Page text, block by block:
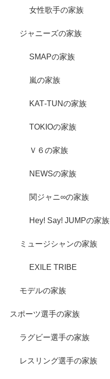
女性歌手の家族
ジャニーズの家族
SMAPの家族
嵐の家族
KAT‐TUNの家族
TOKIOの家族
Ｖ６の家族
NEWSの家族
関ジャニ∞の家族
Hey! Say! JUMPの家族
ミュージシャンの家族
EXILE TRIBE
モデルの家族
スポーツ選手の家族
ラグビー選手の家族
レスリング選手の家族